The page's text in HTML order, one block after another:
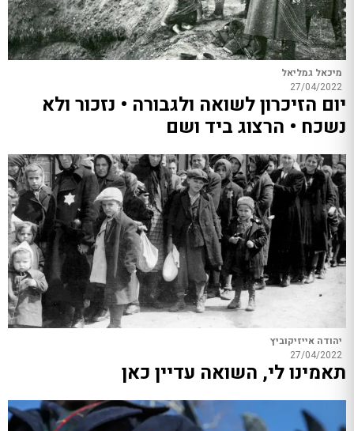
מיכאל גמליאל
27/04/2022
יום הזיכרון לשואה ולגבורה • נזכור ולא
נשכח • הרצוג ביד ושם
יהודה אייזיקוביץ
27/04/2022
תאמינו לי, השואה עדיין כאן